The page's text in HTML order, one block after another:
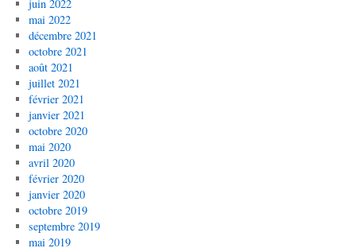
juin 2022
mai 2022
décembre 2021
octobre 2021
août 2021
juillet 2021
février 2021
janvier 2021
octobre 2020
mai 2020
avril 2020
février 2020
janvier 2020
octobre 2019
septembre 2019
mai 2019